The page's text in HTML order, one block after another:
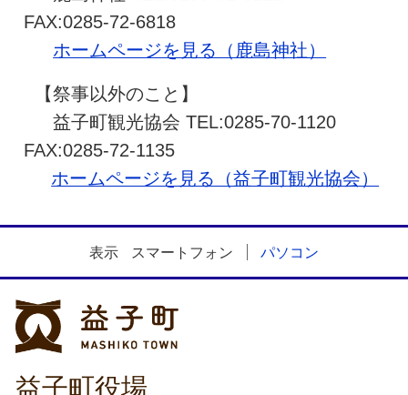
FAX:0285-72-6818
ホームページを見る（鹿島神社）
【祭事以外のこと】
益子町観光協会 TEL:0285-70-1120
FAX:0285-72-1135
ホームページを見る（益子町観光協会）
表示 スマートフォン パソコン
益子町役場